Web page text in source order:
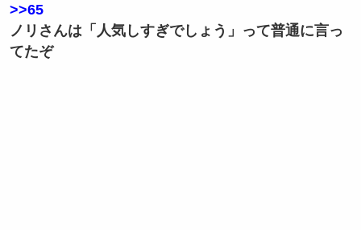
>>65
ノリさんは「人気しすぎでしょう」って普通に言っ
てたぞ